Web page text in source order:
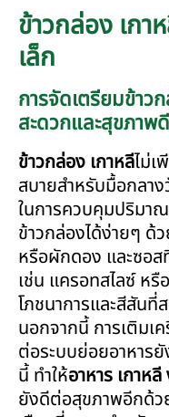
ข้าวกล่อง เก
เล็ก
การจัดเตรียมข้าว
สะดวกและสุขภาพดี
ข้าวกล่อง เกาหลีไม่เ
สบายสำหรับมื้อกลา
ในการควบคุมปริมา
ข้าวกล่องได้ง่ายๆ ด้
หรือผักดอง และซอ
เช่น แครอทสไลซ์ ห
โภชนาการและสีสัน
นอกจากนี้ การเติมเ
ต่อระบบย่อยอาหาร
นี้ ทำให้อาหาร เกาห
ยังดีต่อสุขภาพอีกด้ว